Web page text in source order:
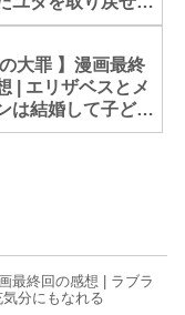
の大罪 】漫画最終
| エリザベスとメ
は結婚して子ども
た？
最終回の感想 | ラブラ
分にもなれる